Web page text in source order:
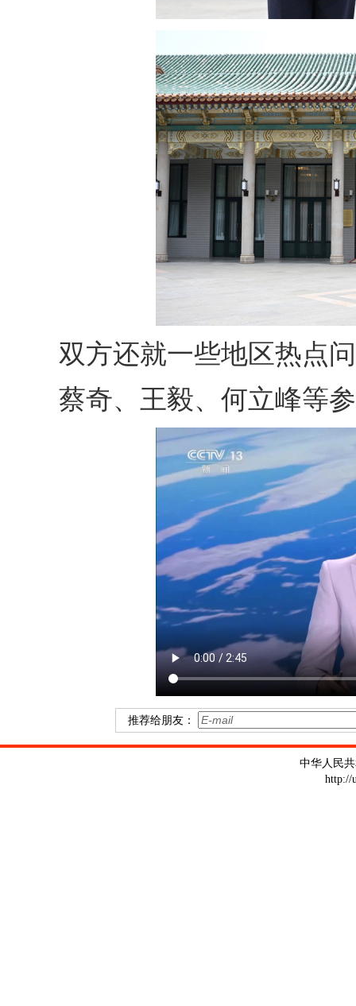
双方还就一些地区热点
蔡奇、王毅、何立峰等
推荐给朋友：
中华人民
http://